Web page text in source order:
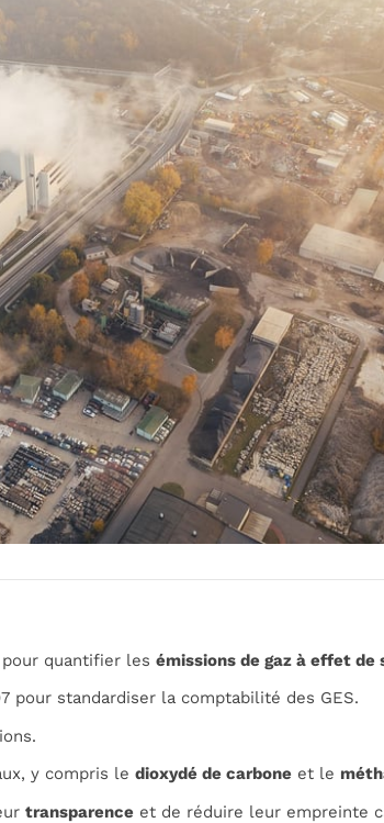
quantifier les émissions de gaz à effet de
pour standardiser la comptabilité des GES.
y compris le dioxydé de carbone et le
transparence et de réduire leur empreinte